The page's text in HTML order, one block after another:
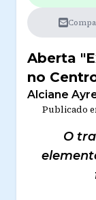
Aberta
no
Alciane
Publicado
O